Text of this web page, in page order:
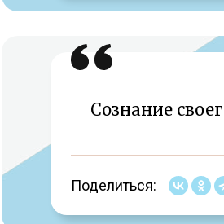
Сознание
Поделиться: